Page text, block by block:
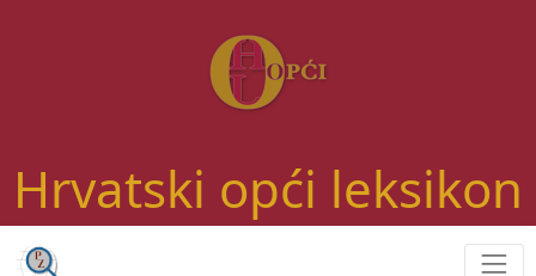
Hrvatski opći leksikon